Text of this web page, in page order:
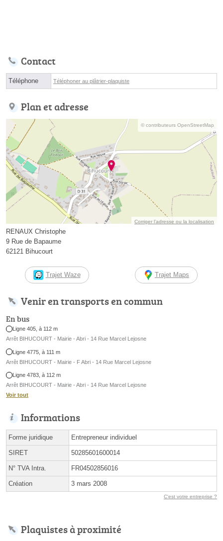
Contact
Téléphone Téléphoner au plâtrier-plaquiste
Plan et adresse
© contributeurs OpenStreetMap
Corriger l’adresse ou la localisation
RENAUX Christophe
9 Rue de Bapaume
62121 Bihucourt
Trajet Waze Trajet Maps
Venir en transports en commun
En bus
Ligne 405, à 112 m
Arrêt BIHUCOURT - Mairie - Abri - 14 Rue Marcel Lejosne
Ligne 4775, à 111 m
Arrêt BIHUCOURT - Mairie - F Abri - 14 Rue Marcel Lejosne
Ligne 4783, à 112 m
Arrêt BIHUCOURT - Mairie - Abri - 14 Rue Marcel Lejosne
Voir tout
Informations
Forme juridique Entrepreneur individuel
SIRET 50285601600014
N° TVA Intra. FR04502856016
Création 3 mars 2008
C'est votre entreprise ?
Plaquistes à proximité